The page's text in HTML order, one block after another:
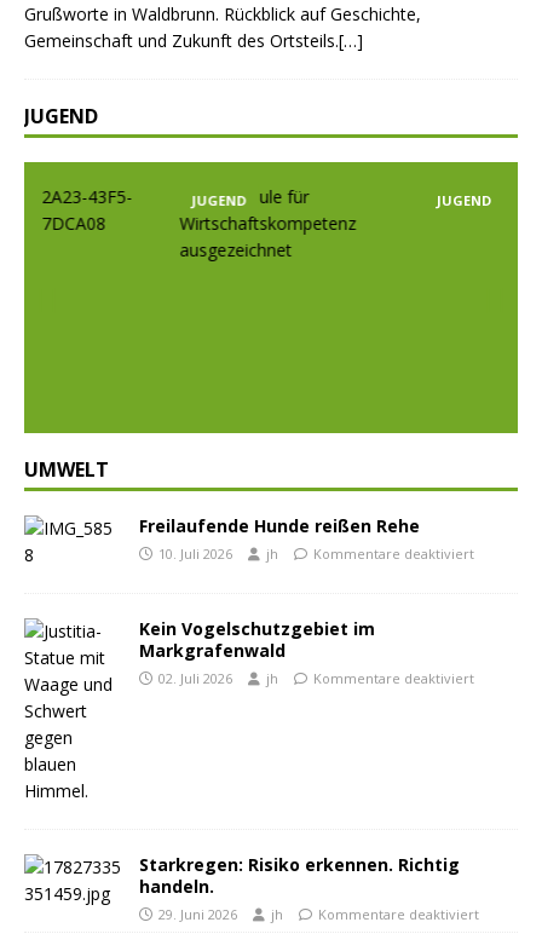
Grußworte in Waldbrunn. Rückblick auf Geschichte,
Gemeinschaft und Zukunft des Ortsteils.[…]
JUGEND
JUGEND JUGEND
UMWELT
Freilaufende Hunde reißen Rehe
10. Juli 2026 jh Kommentare deaktiviert
Kein Vogelschutzgebiet im
Markgrafenwald
02. Juli 2026 jh Kommentare deaktiviert
Starkregen: Risiko erkennen. Richtig
handeln.
29. Juni 2026 jh Kommentare deaktiviert